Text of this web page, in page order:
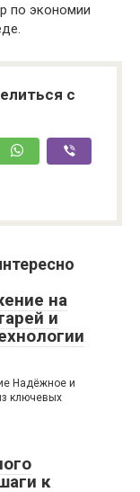
по экономии
с
на
и
Надёжное и
ключевых
к